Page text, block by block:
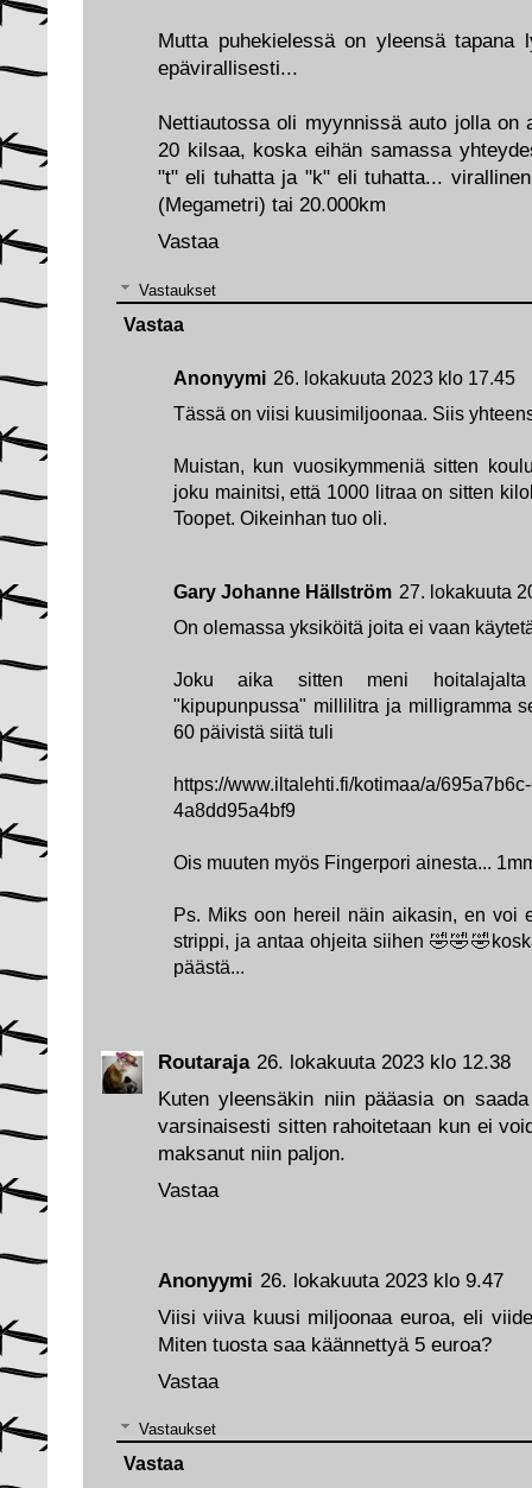
Anonyymi 26. lokakuuta 2023 klo 9.47
Viisi viiva kuusi miljoonaa euroa, eli
Miten tuosta saa käännettyä 5 euroa?
Vastaa
Vastaukset
Vastaa
Routaraja 26. lokakuuta 2023 klo 12.38
Kuten yleensäkin niin pääasia on
varsinaisesti sitten rahoitetaan kun ei
maksanut niin paljon.
Vastaa
Mutta puhekielessä on yleensä tapana
epävirallisesti...
Nettiautossa oli myynnissä auto jolla on
20 kilsaa, koska eihän samassa
"t" eli tuhatta ja "k" eli tuhatta...
(Megametri) tai 20.000km
Vastaa
Vastaukset
Anonyymi 26. lokakuuta 2023 klo 17.45
Tässä on viisi kuusimiljoonaa. Siis
Muistan, kun vuosikymmeniä sitten
joku mainitsi, että 1000 litraa on sitten
Toopet. Oikeinhan tuo oli.
Gary Johanne Hällström 27. lokakuuta
On olemassa yksiköitä joita ei vaan
Joku aika sitten meni hoitalajalta
"kipupunpussa" millilitra ja milligramma
60 päivistä siitä tuli
https://www.iltalehti.fi/kotimaa/a/
4a8dd95a4bf9
Ois muuten myös Fingerpori ainesta...
Ps. Miks oon hereil näin aikasin, en voi
strippi, ja antaa ohjeita siihen
päästä...
Vastaa